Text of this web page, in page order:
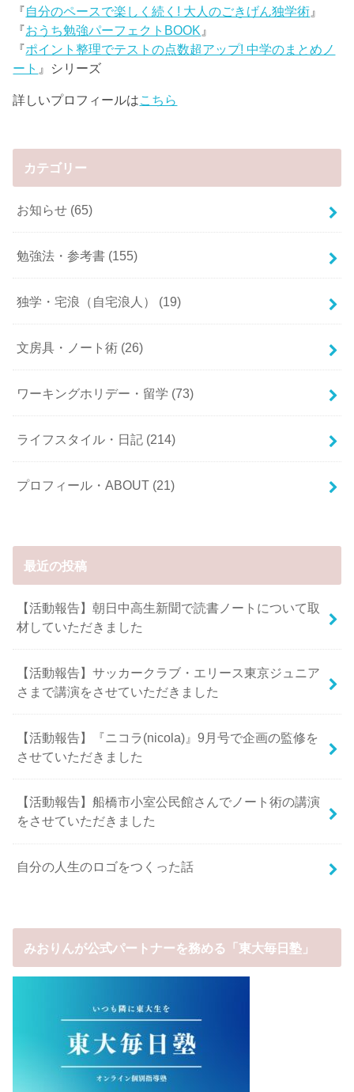
『自分のペースで楽しく続く! 大人のごきげん独学術 』
『おうち勉強パーフェクトBOOK 』
『ポイント整理でテストの点数超アップ! 中学のまとめノ
ート 』シリーズ
詳しいプロフィールはこちら
カテゴリー
お知らせ (65)
勉強法・参考書 (155)
独学・宅浪（自宅浪人） (19)
文房具・ノート術 (26)
ワーキングホリデー・留学 (73)
ライフスタイル・日記 (214)
プロフィール・ABOUT (21)
最近の投稿
【活動報告】朝日中高生新聞で読書ノートについて取
材していただきました
【活動報告】サッカークラブ・エリース東京ジュニア
さまで講演をさせていただきました
【活動報告】『ニコラ(nicola)』9月号で企画の監修を
させていただきました
【活動報告】船橋市小室公民館さんでノート術の講演
をさせていただきました
自分の人生のロゴをつくった話
みおりんが公式パートナーを務める「東大毎日塾」